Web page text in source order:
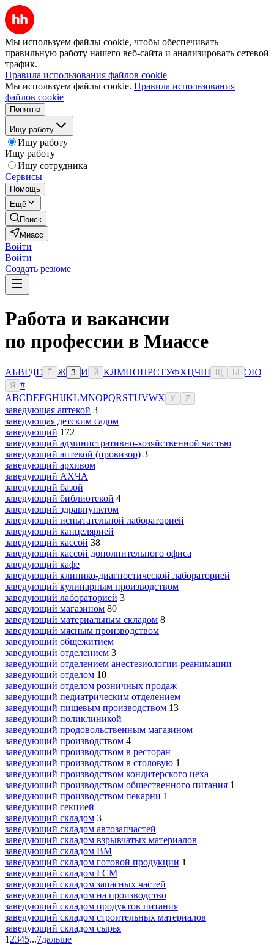
Мы используем файлы cookie, чтобы обеспечивать
правильную работу нашего веб-сайта и анализировать сетевой
трафик.
Правила использования файлов cookie
Мы используем файлы cookie. Правила использования
файлов cookie
Понятно
Ищу работу
Ищу работу
Ищу работу
Ищу сотрудника
Сервисы
Помощь
Ещё
Поиск
Миасс
Войти
Войти
Создать резюме
Работа и вакансии
по профессии в Миассе
АБВГДЕ Ё Ж З И Й КЛМНОПРСТУФХЦЧШ Ы ЭЮ
Я
#
ABCDEFGHIJKLMNOPQRSTUVWX Y Z
заведующая аптекой 3
заведующая детским садом
заведующий 172
заведующий административно-хозяйственной частью
заведующий аптекой (провизор) 3
заведующий архивом
заведующий АХЧА
заведующий базой
заведующий библиотекой 4
заведующий здравпунктом
заведующий испытательной лабораторией
заведующий канцелярией
заведующий кассой 38
заведующий кассой дополнительного офиса
заведующий кафе
заведующий клинико-диагностической лабораторией
заведующий кулинарным производством
заведующий лабораторией 3
заведующий магазином 80
заведующий материальным складом 8
заведующий мясным производством
заведующий общежитием
заведующий отделением 3
заведующий отделением анестезиологии-реанимации
заведующий отделом 10
заведующий отделом розничных продаж
заведующий педиатрическим отделением
заведующий пищевым производством 13
заведующий поликлиникой
заведующий продовольственным магазином
заведующий производством 4
заведующий производством в ресторан
заведующий производством в столовую 1
заведующий производством кондитерского цеха
заведующий производством общественного питания 1
заведующий производством пекарни 1
заведующий секцией
заведующий складом 3
заведующий складом автозапчастей
заведующий складом взрывчатых материалов
заведующий складом ВМ
заведующий складом готовой продукции 1
заведующий складом ГСМ
заведующий складом запасных частей
заведующий складом на производство
заведующий складом продуктов питания
заведующий складом строительных материалов
заведующий складом сырья
1 2345...7дальше